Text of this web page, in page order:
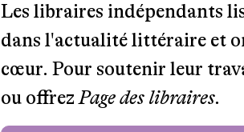
Les libraires indépendants
dans l'actualité littéraire et
cœur. Pour soutenir leur
ou offrezPage des libraires.